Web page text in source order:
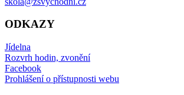
ODKAZY
Jídelna
Rozvrh hodin, zvonění
Facebook
Prohlášení o přístupnosti webu